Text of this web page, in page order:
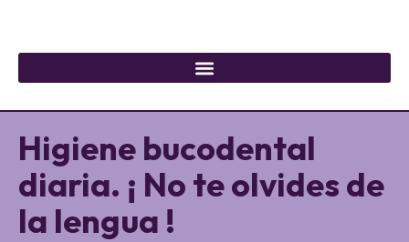
Higiene bucodental
diaria. ¡ No te olvides de
la lengua !